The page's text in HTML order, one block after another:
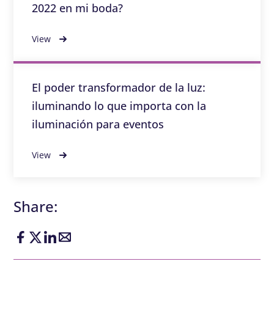
2022 en mi boda?
View
El poder transformador de la luz:
iluminando lo que importa con la
iluminación para eventos
View
Share: